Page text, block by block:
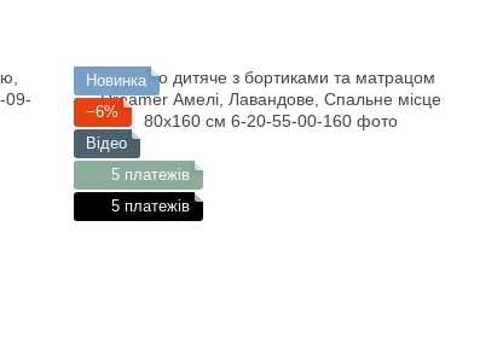
Новинка
−6%
Відео
5 платежів
5 платежів